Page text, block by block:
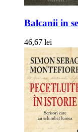
Balcanii in
46,67 lei